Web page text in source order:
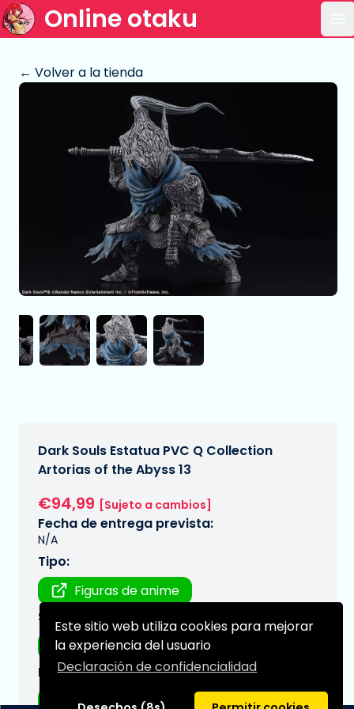
Este sitio web utiliza cookies para mejorar
la experiencia del usuario
Declaración de confidencialidad
Online otaku
← Volver a la tienda
Dark Souls Estatua PVC Q Collection
Artorias of the Abyss 13
€94,99 [Sujeto a cambios]
Fecha de entrega prevista:
N/A
Tipo:
Figuras de anime
Serie:
Dark Souls
Marca:
Art Spirits